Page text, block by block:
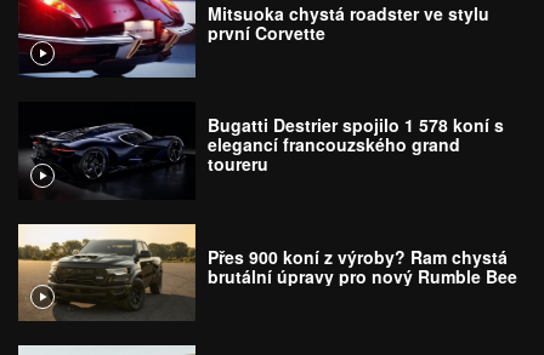
Mitsuoka chystá roadster ve stylu
první Corvette
Bugatti Destrier spojilo 1 578 koní s
elegancí francouzského grand
toureru
Přes 900 koní z výroby? Ram chystá
brutální úpravy pro nový Rumble Bee